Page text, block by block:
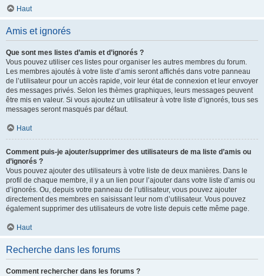
Haut
Amis et ignorés
Que sont mes listes d’amis et d’ignorés ?
Vous pouvez utiliser ces listes pour organiser les autres membres du forum.
Les membres ajoutés à votre liste d’amis seront affichés dans votre panneau
de l’utilisateur pour un accès rapide, voir leur état de connexion et leur envoyer
des messages privés. Selon les thèmes graphiques, leurs messages peuvent
être mis en valeur. Si vous ajoutez un utilisateur à votre liste d’ignorés, tous ses
messages seront masqués par défaut.
Haut
Comment puis-je ajouter/supprimer des utilisateurs de ma liste d’amis ou
d’ignorés ?
Vous pouvez ajouter des utilisateurs à votre liste de deux manières. Dans le
profil de chaque membre, il y a un lien pour l’ajouter dans votre liste d’amis ou
d’ignorés. Ou, depuis votre panneau de l’utilisateur, vous pouvez ajouter
directement des membres en saisissant leur nom d’utilisateur. Vous pouvez
également supprimer des utilisateurs de votre liste depuis cette même page.
Haut
Recherche dans les forums
Comment rechercher dans les forums ?